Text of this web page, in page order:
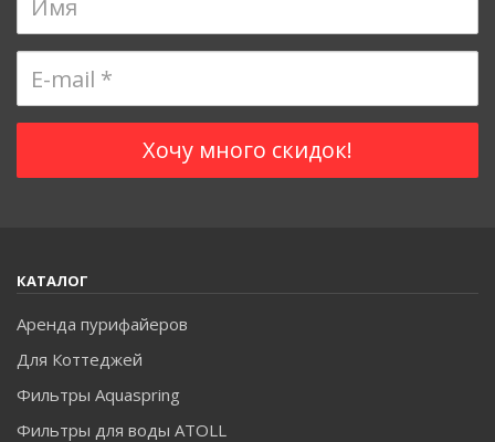
Помните, именно от вас зависит здоровье и
благополучие вас, всех членов вашей семьи, а также тех
хлорированной воды.
КАТАЛОГ
Аренда пурифайеров
Для Коттеджей
Фильтры Aquaspring
Фильтры для воды ATOLL